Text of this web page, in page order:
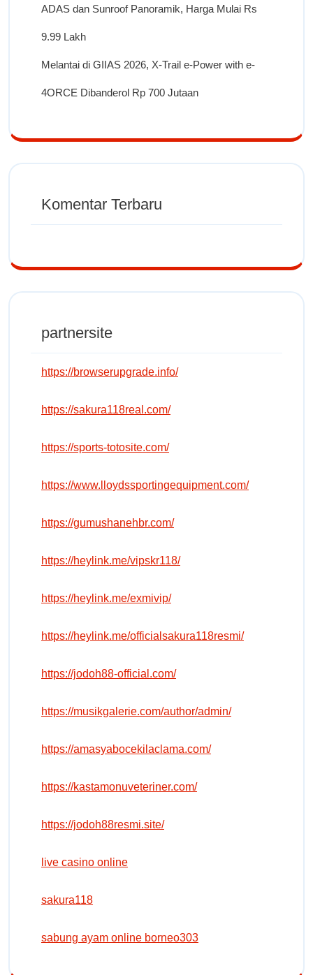
ADAS dan Sunroof Panoramik, Harga Mulai Rs
9.99 Lakh
Melantai di GIIAS 2026, X-Trail e-Power with e-
4ORCE Dibanderol Rp 700 Jutaan
Komentar Terbaru
partnersite
https://browserupgrade.info/
https://sakura118real.com/
https://sports-totosite.com/
https://www.lloydssportingequipment.com/
https://gumushanehbr.com/
https://heylink.me/vipskr118/
https://heylink.me/exmivip/
https://heylink.me/officialsakura118resmi/
https://jodoh88-official.com/
https://musikgalerie.com/author/admin/
https://amasyabocekilaclama.com/
https://kastamonuveteriner.com/
https://jodoh88resmi.site/
live casino online
sakura118
sabung ayam online borneo303